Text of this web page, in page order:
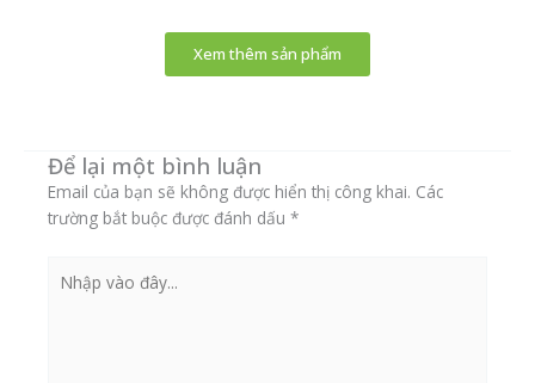
Xem thêm sản phẩm
Để lại một bình luận
Email của bạn sẽ không được hiển thị công khai. Các
trường bắt buộc được đánh dấu *
vào